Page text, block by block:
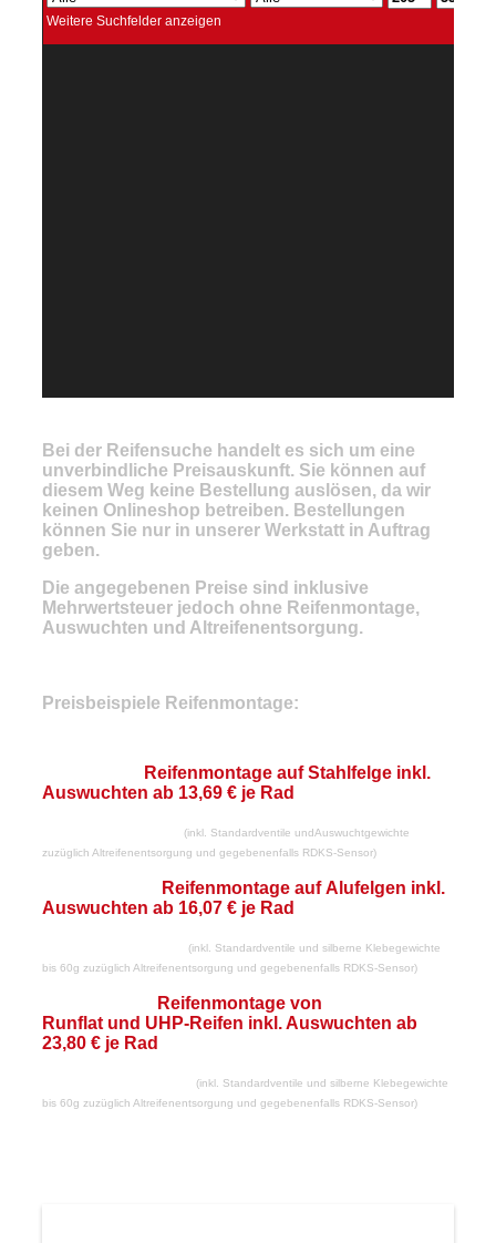
Bei der Reifensuche handelt es sich um eine
unverbindliche Preisauskunft. Sie können auf
diesem Weg keine Bestellung aus lösen, da wir
keinen Onlineshop betreiben. Bestellungen
können Sie nur in unserer Werkstatt in Auftrag
geben.
Die angegebenen Preise sind inklusive
Mehrwertsteuer jedoch ohne Reifenmontage,
Auswuchten und Altreifenentsorgung.
Preisbeispiele Reifenmontage:
Reifenmontage auf Stahlfelge inkl.
Auswuchten ab 13,69 € je Rad
(inkl. Standardventile undAuswuchtgewichte
zuzüglich Altreifenentsorgung und gegebenenfalls RDKS-Sensor)
Reifenmontage auf Alufelgen inkl.
Auswuchten ab 16,07 € je Rad
(inkl. Standardventile und silberne Klebegewichte
bis 60g zuzüglich Altreifenentsorgung und gegebenenfalls RDKS-Sensor)
Reifenmontage von
Runflat und UHP-Reifen inkl. Auswuchten ab
23,80 € je Rad
(inkl. Standardventile und silberne Klebegewichte
bis 60g zuzüglich Altreifenentsorgung und gegebenenfalls RDKS-Sensor)